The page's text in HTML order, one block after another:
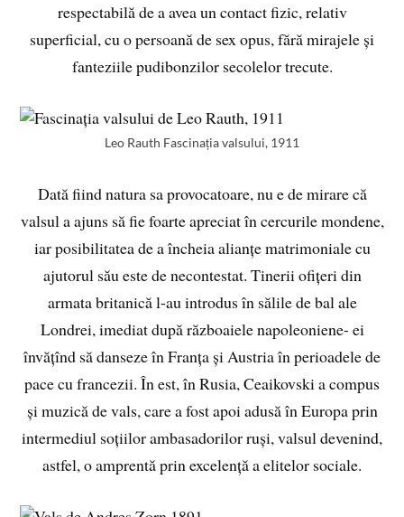
respectabilă de a avea un contact fizic, relativ
superficial, cu o persoană de sex opus, fără mirajele și
fanteziile pudibonzilor secolelor trecute.
Leo Rauth Fascinația valsului, 1911
Dată fiind natura sa provocatoare, nu e de mirare că
valsul a ajuns să fie foarte apreciat în cercurile mondene,
iar posibilitatea de a încheia alianțe matrimoniale cu
ajutorul său este de necontestat. Tinerii ofițeri din
armata britanică l-au introdus în sălile de bal ale
Londrei, imediat după războaiele napoleoniene- ei
învățînd să danseze în Franța și Austria în perioadele de
pace cu francezii. În est, în Rusia, Ceaikovski a compus
și muzică de vals, care a fost apoi adusă în Europa prin
intermediul soțiilor ambasadorilor ruși, valsul devenind,
astfel, o amprentă prin excelență a elitelor sociale.